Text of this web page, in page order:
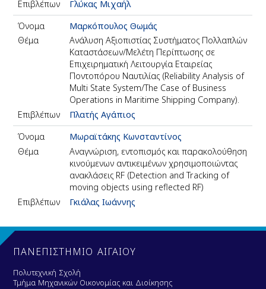
Επιβλέπων
Γλύκας Μιχαήλ
Όνομα
Μαρκόπουλος Θωμάς
Θέμα
Ανάλυση Αξιοπιστίας Συστήματος Πολλαπλών
Καταστάσεων/Μελέτη Περίπτωσης σε
Επιχειρηματική Λειτουργία Εταιρείας
Ποντοπόρου Ναυτιλίας (Reliability Analysis of
Multi State System/The Case of Business
Operations in Maritime Shipping Company).
Επιβλέπων
Πλατής Αγάπιος
Όνομα
Μωραϊτάκης Κωνσταντίνος
Θέμα
Αναγνώριση, εντοπισμός και παρακολούθηση
κινούμενων αντικειμένων χρησιμοποιώντας
ανακλάσεις RF (Detection and Tracking of
moving objects using reflected RF)
Επιβλέπων
Γκιάλας Ιωάννης
ΠΑΝΕΠΙΣΤΗΜΙΟ ΑΙΓΑΙΟΥ
Πολυτεχνική Σχολή
Τμήμα Μηχανικών Οικονομίας και Διοίκησης